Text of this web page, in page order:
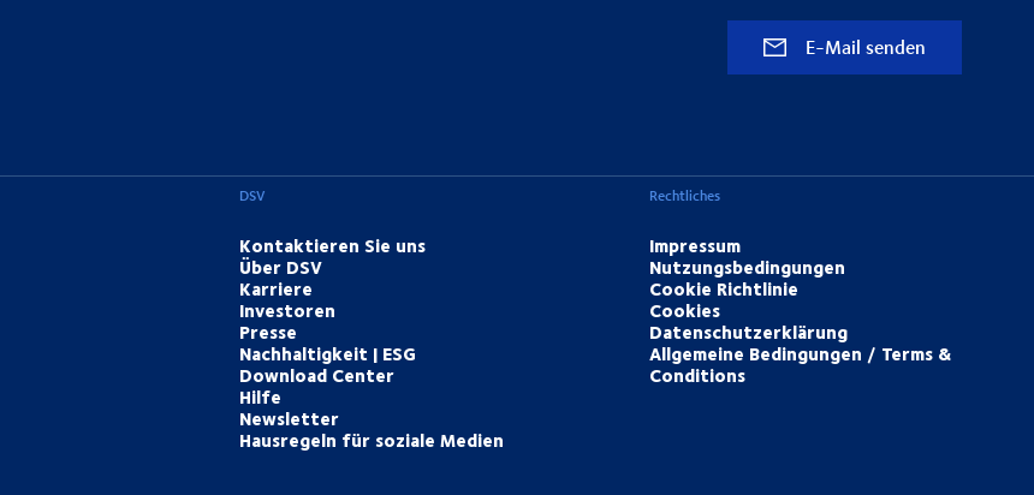
E-Mail senden
DSV
Kontaktieren Sie uns
Über DSV
Karriere
Investoren
Presse
Nachhaltigkeit | ESG
Download Center
Hilfe
Newsletter
Hausregeln für soziale Medien
Rechtliches
Impressum
Nutzungsbedingungen
Cookie Richtlinie
Cookies
Datenschutzerklärung
Allgemeine Bedingungen / Terms &
Conditions